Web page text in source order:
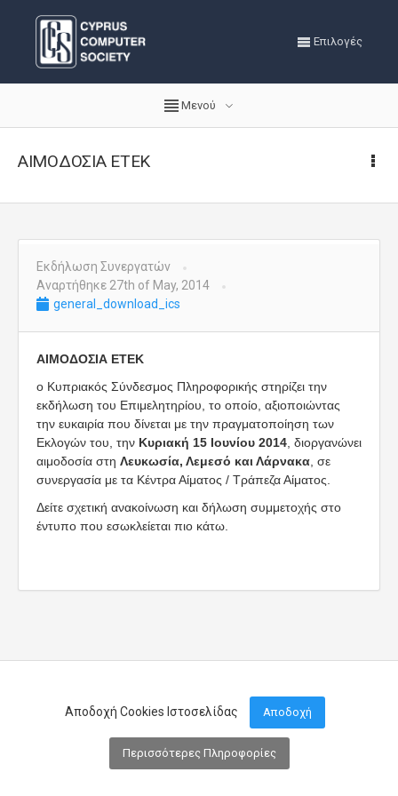
Αποδοχή Cookies Ιστοσελίδας Αποδοχή
Περισσότερες Πληροφορίες
Επιλογές
Μενού
ΑΙΜΟΔΟΣΙΑ ΕΤΕΚ
Εκδήλωση Συνεργατών
Αναρτήθηκε 27th of May, 2014
general_download_ics
ΑΙΜΟΔΟΣΙΑ ΕΤΕΚ
ο Κυπριακός Σύνδεσμος Πληροφορικής στηρίζει την
εκδήλωση του Επιμελητηρίου, το οποίο, αξιοποιώντας
την ευκαιρία που δίνεται με την πραγματοποίηση των
Εκλογών του, την Κυριακή 15 Ιουνίου 2014 , διοργανώνει
αιμοδοσία στη Λευκωσία, Λεμεσό και Λάρνακα , σε
συνεργασία με τα Κέντρα Αίματος / Τράπεζα Αίματος.
Δείτε σχετική ανακοίνωση και δήλωση συμμετοχής στο
έντυπο που εσωκλείεται πιο κάτω.
Μενού